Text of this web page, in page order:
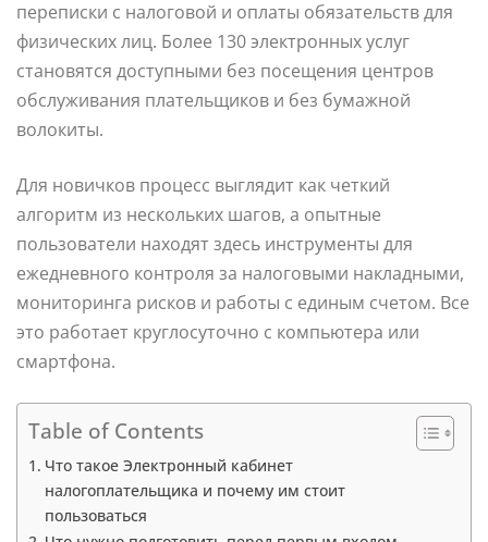
переписки с налоговой и оплаты обязательств для
физических лиц. Более 130 электронных услуг
становятся доступными без посещения центров
обслуживания плательщиков и без бумажной
волокиты.
Для новичков процесс выглядит как четкий
алгоритм из нескольких шагов, а опытные
пользователи находят здесь инструменты для
ежедневного контроля за налоговыми накладными,
мониторинга рисков и работы с единым счетом. Все
это работает круглосуточно с компьютера или
смартфона.
Table of Contents
Что такое Электронный кабинет
налогоплательщика и почему им стоит
пользоваться